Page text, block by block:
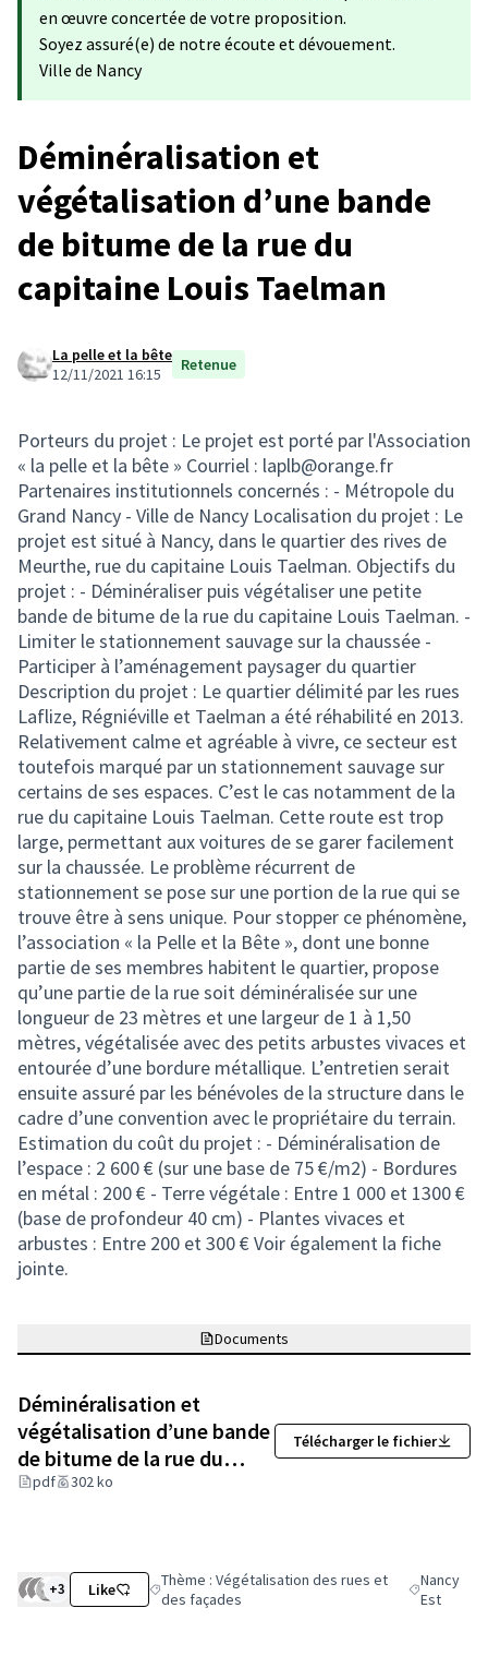
en œuvre concertée de votre proposition.
Soyez assuré(e) de notre écoute et dévouement.
Ville de Nancy
Déminéralisation et
végétalisation d’une bande
de bitume de la rue du
capitaine Louis Taelman
La pelle et la bête
12/11/2021 16:15
Retenue
Porteurs du projet : Le projet est porté par l'Association
« la pelle et la bête » Courriel : laplb@orange.fr
Partenaires institutionnels concernés : - Métropole du
Grand Nancy - Ville de Nancy Localisation du projet : Le
projet est situé à Nancy, dans le quartier des rives de
Meurthe, rue du capitaine Louis Taelman. Objectifs du
projet : - Déminéraliser puis végétaliser une petite
bande de bitume de la rue du capitaine Louis Taelman. -
Limiter le stationnement sauvage sur la chaussée -
Participer à l’aménagement paysager du quartier
Description du projet : Le quartier délimité par les rues
Laflize, Régniéville et Taelman a été réhabilité en 2013.
Relativement calme et agréable à vivre, ce secteur est
toutefois marqué par un stationnement sauvage sur
certains de ses espaces. C’est le cas notamment de la
rue du capitaine Louis Taelman. Cette route est trop
large, permettant aux voitures de se garer facilement
sur la chaussée. Le problème récurrent de
stationnement se pose sur une portion de la rue qui se
trouve être à sens unique. Pour stopper ce phénomène,
l’association « la Pelle et la Bête », dont une bonne
partie de ses membres habitent le quartier, propose
qu’une partie de la rue soit déminéralisée sur une
longueur de 23 mètres et une largeur de 1 à 1,50
mètres, végétalisée avec des petits arbustes vivaces et
entourée d’une bordure métallique. L’entretien serait
ensuite assuré par les bénévoles de la structure dans le
cadre d’une convention avec le propriétaire du terrain.
Estimation du coût du projet : - Déminéralisation de
l’espace : 2 600 € (sur une base de 75 €/m2) - Bordures
en métal : 200 € - Terre végétale : Entre 1 000 et 1300 €
(base de profondeur 40 cm) - Plantes vivaces et
arbustes : Entre 200 et 300 € Voir également la fiche
jointe.
Documents
Déminéralisation et
végétalisation d’une bande
de bitume de la rue du
capitaine Louis Taelman
pdf 302 ko
Télécharger le fichier
+3 Like Filtrer les résultats de la catégorie : Thème :
Thème : Végétalisation des rues et
des façades
Filtrer les
Nancy
Est